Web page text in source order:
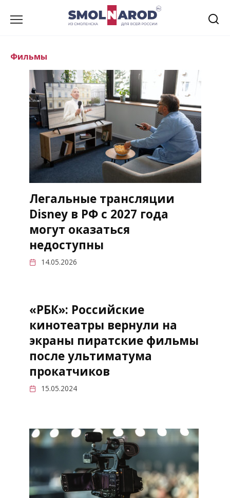
Фильмы
Легальные трансляции
Disney в РФ с 2027 года
могут оказаться
недоступны
14.05.2026
«РБК»: Российские
кинотеатры вернули на
экраны пиратские фильмы
после ультиматума
прокатчиков
15.05.2024